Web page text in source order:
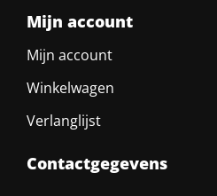
Mijn account
Mijn account
Winkelwagen
Verlanglijst
Contactgegevens